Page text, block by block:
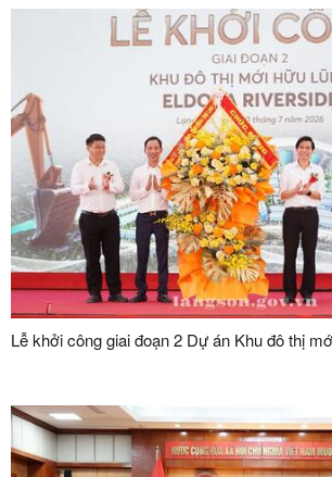
Lễ khởi công giai đoạn 2 Dự án Khu đô thị